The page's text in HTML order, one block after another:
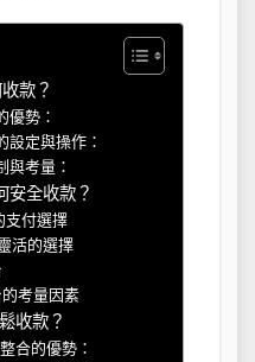
款？
優勢：
設定與操作：
與考量：
安全收款？
支付選擇
活的選擇
考量因素
收款？
合的優勢：